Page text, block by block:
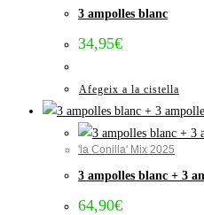
3 ampolles blanc
34,95€
Afegeix a la cistella
'la Conilla' Mix 2025
3 ampolles blanc + 3
64,90€